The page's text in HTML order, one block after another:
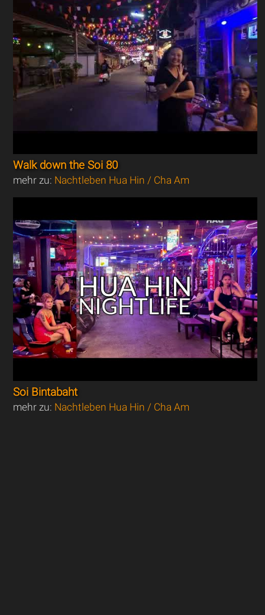
Walk down the Soi 80
mehr zu: Nachtleben Hua Hin / Cha Am
Soi Bintabaht
mehr zu: Nachtleben Hua Hin / Cha Am